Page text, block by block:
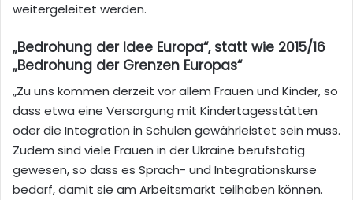
weitergeleitet werden.
„Bedrohung der Idee Europa“, statt wie 2015/16
„Bedrohung der Grenzen Europas“
„Zu uns kommen derzeit vor allem Frauen und Kinder, so
dass etwa eine Versorgung mit Kindertagesstätten
oder die Integration in Schulen gewährleistet sein muss.
Zudem sind viele Frauen in der Ukraine berufstätig
gewesen, so dass es Sprach- und Integrationskurse
bedarf, damit sie am Arbeitsmarkt teilhaben können.